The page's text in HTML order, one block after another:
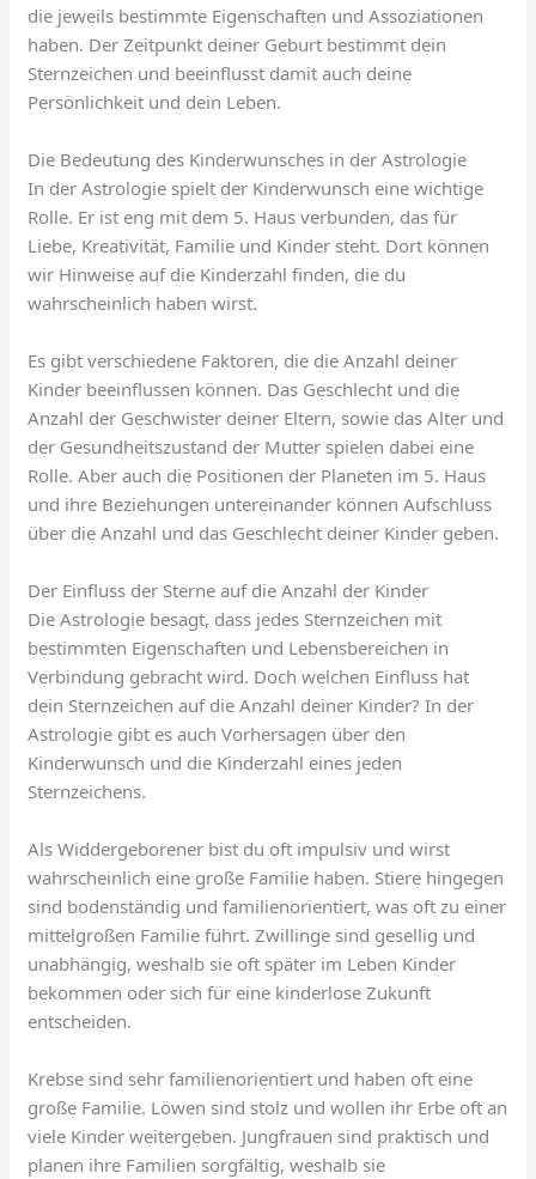
die jeweils bestimmte Eigenschaften und Assoziationen
haben. Der Zeitpunkt deiner Geburt bestimmt dein
Sternzeichen und beeinflusst damit auch deine
Persönlichkeit und dein Leben.
Die Bedeutung des Kinderwunsches in der Astrologie
In der Astrologie spielt der Kinderwunsch eine wichtige
Rolle. Er ist eng mit dem 5. Haus verbunden, das für
Liebe, Kreativität, Familie und Kinder steht. Dort können
wir Hinweise auf die Kinderzahl finden, die du
wahrscheinlich haben wirst.
Es gibt verschiedene Faktoren, die die Anzahl deiner
Kinder beeinflussen können. Das Geschlecht und die
Anzahl der Geschwister deiner Eltern, sowie das Alter und
der Gesundheitszustand der Mutter spielen dabei eine
Rolle. Aber auch die Positionen der Planeten im 5. Haus
und ihre Beziehungen untereinander können Aufschluss
über die Anzahl und das Geschlecht deiner Kinder geben.
Der Einfluss der Sterne auf die Anzahl der Kinder
Die Astrologie besagt, dass jedes Sternzeichen mit
bestimmten Eigenschaften und Lebensbereichen in
Verbindung gebracht wird. Doch welchen Einfluss hat
dein Sternzeichen auf die Anzahl deiner Kinder? In der
Astrologie gibt es auch Vorhersagen über den
Kinderwunsch und die Kinderzahl eines jeden
Sternzeichens.
Als Widdergeborener bist du oft impulsiv und wirst
wahrscheinlich eine große Familie haben. Stiere hingegen
sind bodenständig und familienorientiert, was oft zu einer
mittelgroßen Familie führt. Zwillinge sind gesellig und
unabhängig, weshalb sie oft später im Leben Kinder
bekommen oder sich für eine kinderlose Zukunft
entscheiden.
Krebse sind sehr familienorientiert und haben oft eine
große Familie. Löwen sind stolz und wollen ihr Erbe oft an
viele Kinder weitergeben. Jungfrauen sind praktisch und
planen ihre Familien sorgfältig, weshalb sie